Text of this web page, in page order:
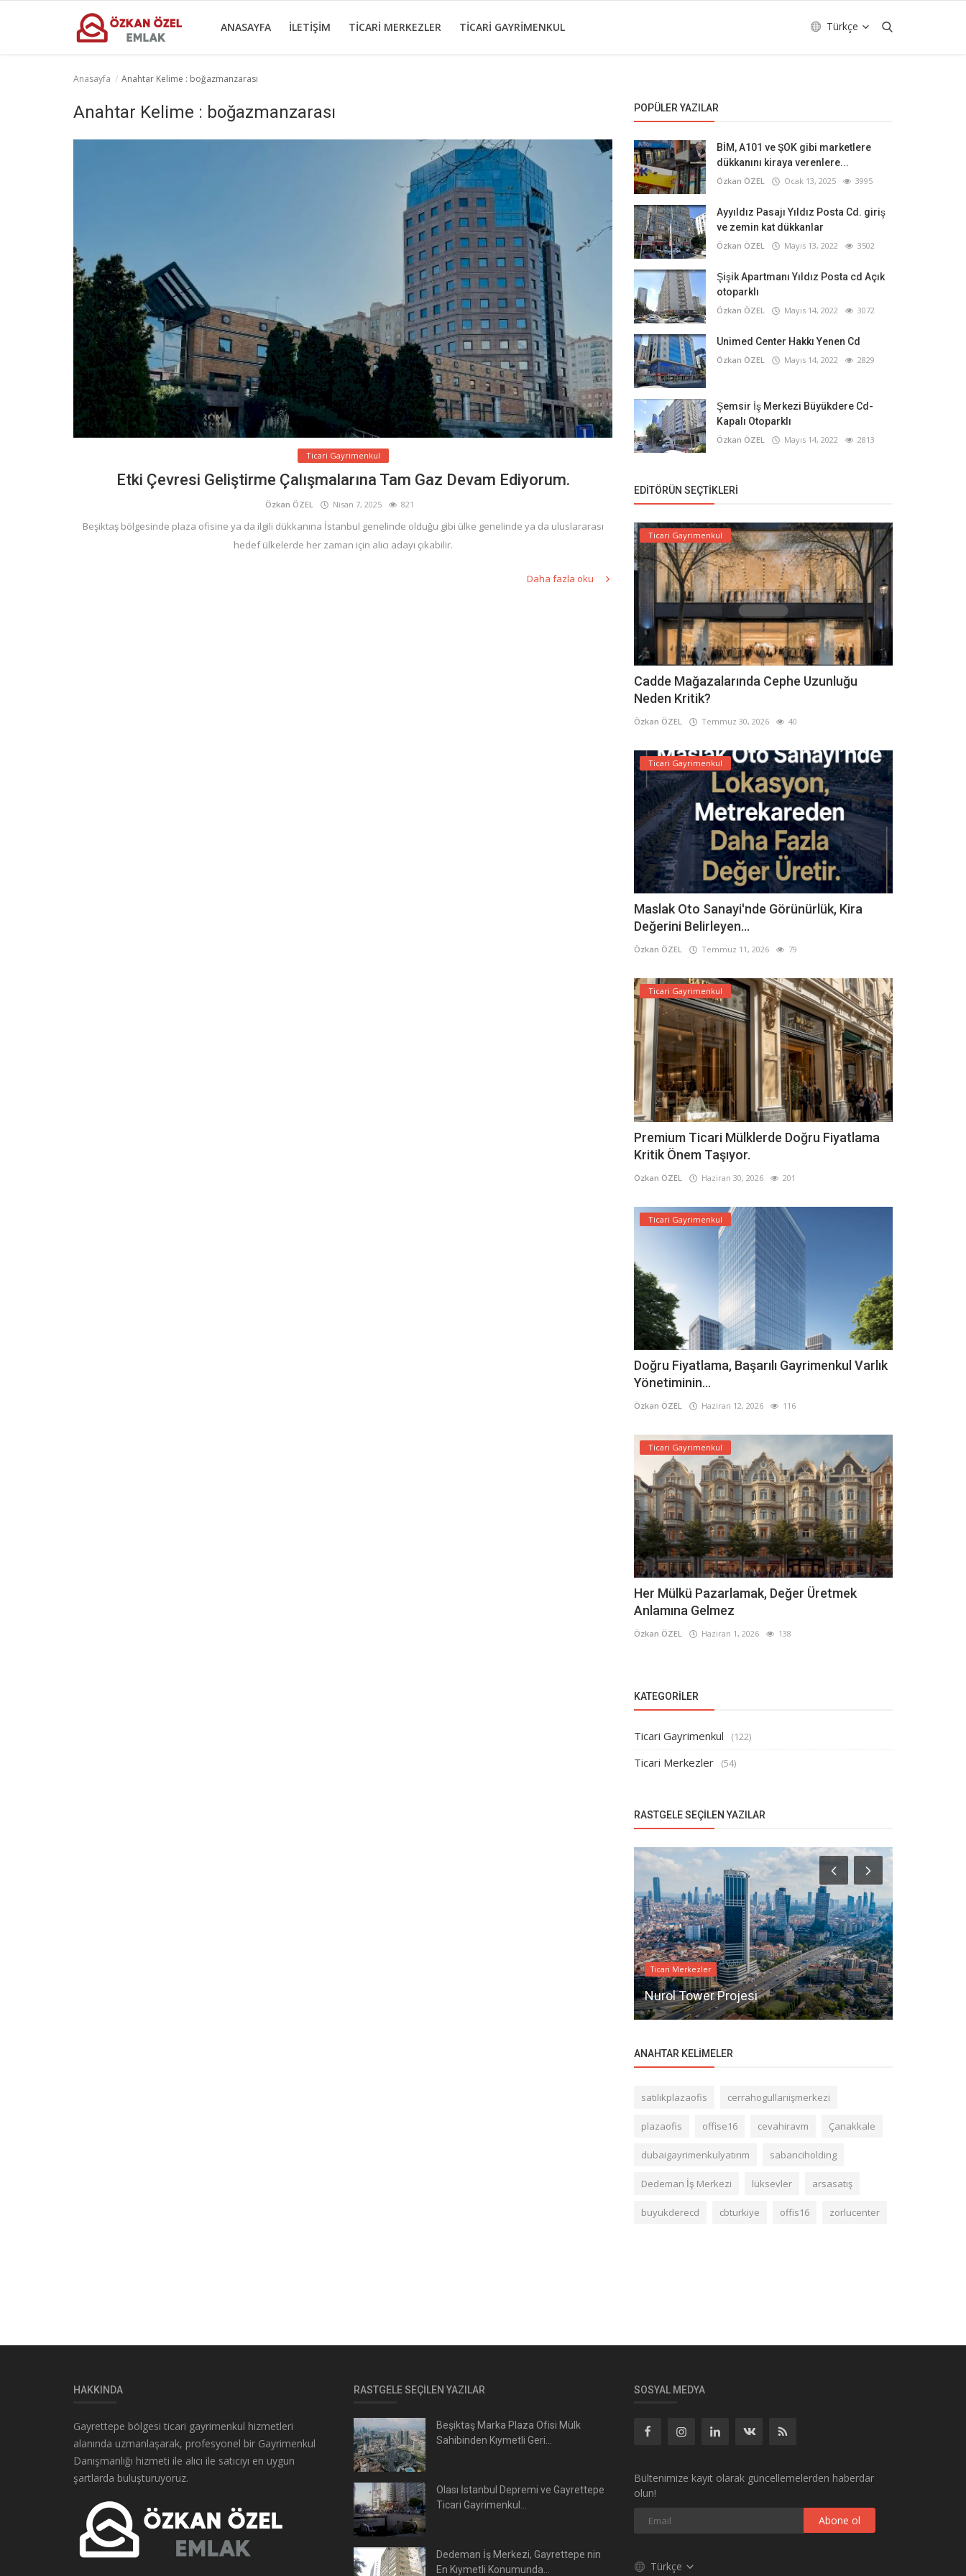
ANASAYFA İLETIŞIM TICARI MERKEZLER TICARI GAYRIMENKUL Türkçe
Anasayfa Anahtar Kelime : boğazmanzarası
Anahtar Kelime : boğazmanzarası
Ticari Gayrimenkul
Etki Çevresi Geliştirme Çalışmalarına Tam Gaz Devam Ediyorum.
Özkan ÖZEL Nisan 7, 2025 821
Beşiktaş bölgesinde plaza ofisine ya da ilgili dükkanına İstanbul genelinde olduğu gibi ülke genelinde ya da uluslararası
hedef ülkelerde her zaman için alıcı adayı çıkabilir.
Daha fazla oku
POPÜLER YAZILAR
BİM, A101 ve ŞOK gibi marketlere
dükkanını kiraya verenlere...
Özkan ÖZEL Ocak 13, 2025 3995
Ayyıldız Pasajı Yıldız Posta Cd. giriş
ve zemin kat dükkanlar
Özkan ÖZEL Mayıs 13, 2022 3502
Şişik Apartmanı Yıldız Posta cd Açık
otoparklı
Özkan ÖZEL Mayıs 14, 2022 3072
Unimed Center Hakkı Yenen Cd
Özkan ÖZEL Mayıs 14, 2022 2829
Şemsir İş Merkezi Büyükdere Cd-
Kapalı Otoparklı
Özkan ÖZEL Mayıs 14, 2022 2813
EDITÖRÜN SEÇTIKLERI
Ticari Gayrimenkul
Cadde Mağazalarında Cephe Uzunluğu
Neden Kritik?
Özkan ÖZEL Temmuz 30, 2026 40
Ticari Gayrimenkul
Maslak Oto Sanayi'nde Görünürlük, Kira
Değerini Belirleyen...
Özkan ÖZEL Temmuz 11, 2026 79
Ticari Gayrimenkul
Premium Ticari Mülklerde Doğru Fiyatlama
Kritik Önem Taşıyor.
Özkan ÖZEL Haziran 30, 2026 201
Ticari Gayrimenkul
Doğru Fiyatlama, Başarılı Gayrimenkul Varlık
Yönetiminin...
Özkan ÖZEL Haziran 12, 2026 116
Ticari Gayrimenkul
Her Mülkü Pazarlamak, Değer Üretmek
Anlamına Gelmez
Özkan ÖZEL Haziran 1, 2026 138
KATEGORILER
Ticari Gayrimenkul (122)
Ticari Merkezler (54)
RASTGELE SEÇILEN YAZILAR
Ticari Merkezler
Nurol Tower Projesi
ANAHTAR KELIMELER
satılıkplazaofis cerrahogullarıişmerkezi
plazaofis offise16 cevahiravm Çanakkale
dubaigayrimenkulyatırım sabanciholding
Dedeman İş Merkezi lüksevler arsasatış
buyukderecd cbturkiye offis16 zorlucenter
HAKKINDA
Gayrettepe bölgesi ticari gayrimenkul hizmetleri
alanında uzmanlaşarak, profesyonel bir Gayrimenkul
Danışmanlığı hizmeti ile alıcı ile satıcıyı en uygun
şartlarda buluşturuyoruz.
RASTGELE SEÇILEN YAZILAR
Beşiktaş Marka Plaza Ofisi Mülk
Sahibinden Kıymetli Geri...
Olası İstanbul Depremi ve Gayrettepe
Ticari Gayrimenkul...
Dedeman İş Merkezi, Gayrettepe nin
En Kıymetli Konumunda...
SOSYAL MEDYA
Bültenimize kayıt olarak güncellemelerden haberdar
olun!
Abone ol
Türkçe